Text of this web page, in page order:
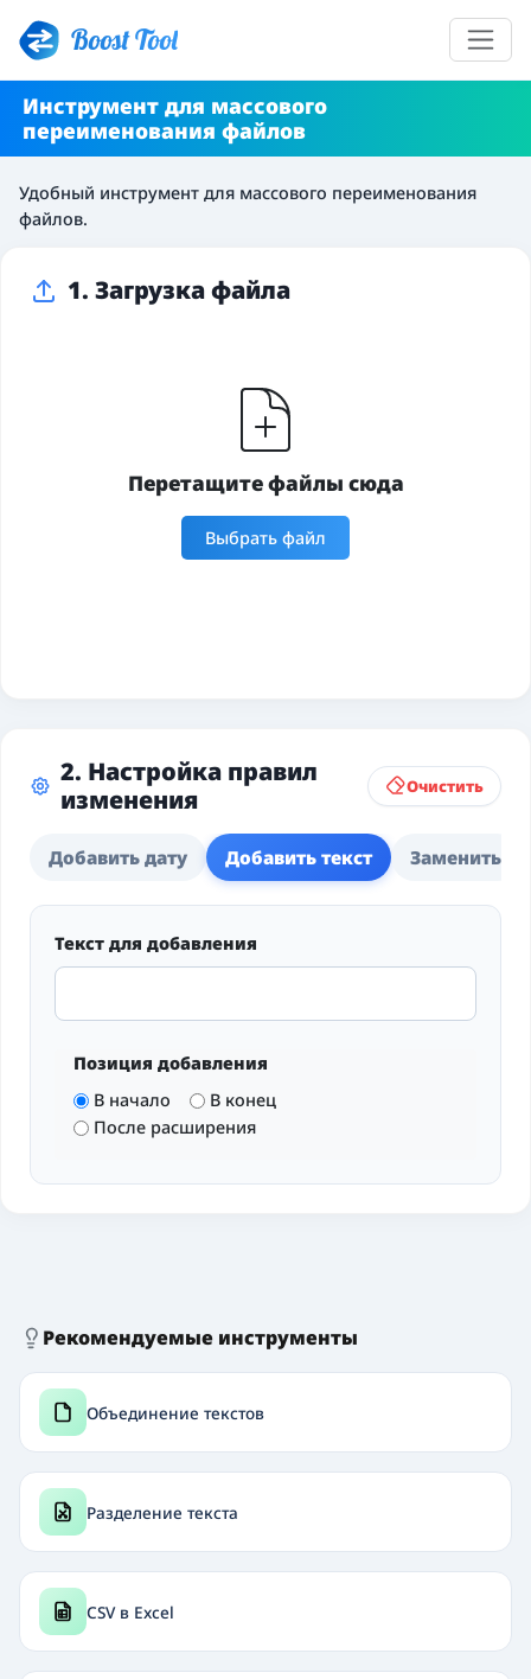
Boost Tool
Инструмент для массового
переименования файлов
Удобный инструмент для массового переименования
файлов.
1. Загрузка файла
Перетащите файлы сюда
Выбрать файл
2. Настройка правил
изменения
Очистить
Добавить дату Добавить текст Заменить
Текст для добавления
Позиция добавления
В начало
В конец
После расширения
Рекомендуемые инструменты
Объединение текстов
Разделение текста
CSV в Excel